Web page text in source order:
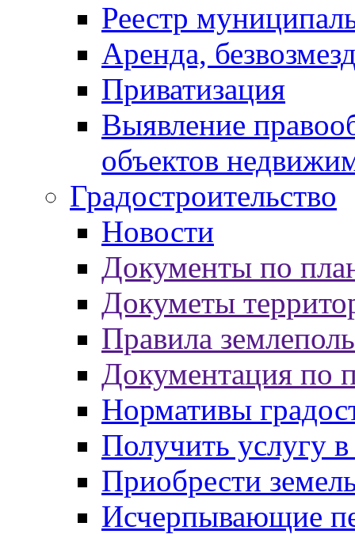
Реестр
Аренда,
Приватизация
Выявление
объектов
Градостроительство
Новости
Документы по
Докуметы
Правила
Документация по
Нормативы
Получить услугу в
Приобрести
Исчерпывающие